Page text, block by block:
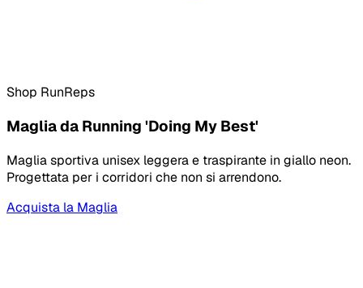
Shop RunReps
Maglia da Running 'Doing My Best'
Maglia sportiva unisex leggera e traspirante in giallo neon.
Progettata per i corridori che non si arrendono.
Acquista la Maglia